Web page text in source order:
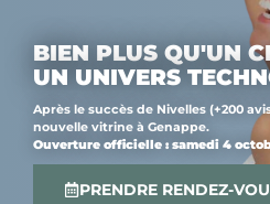
BIEN PLUS QU'UN
UN UNIVERS
Après le succès de Nivelles (+200
nouvelle vitrine à Genappe.
Ouverture officielle : samedi 4
PRENDRE RENDEZ-